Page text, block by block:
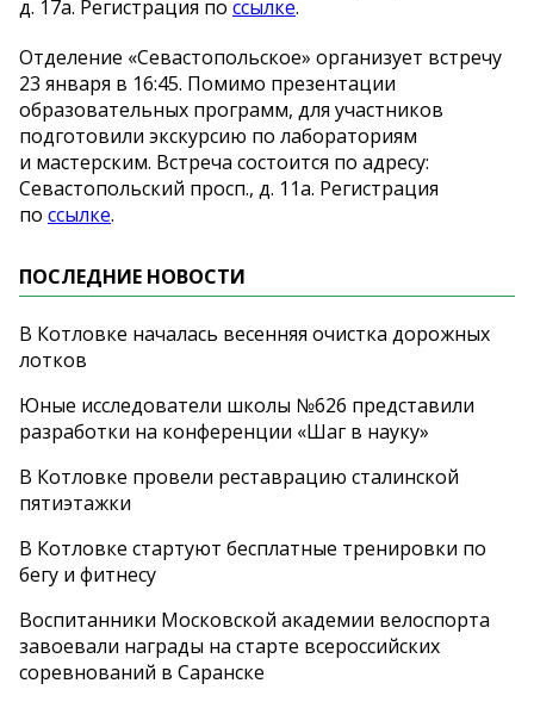
д. 17а. Регистрация по ссылке.
Отделение «Севастопольское» организует встречу
23 января в 16:45. Помимо презентации
образовательных программ, для участников
подготовили экскурсию по лабораториям
и мастерским. Встреча состоится по адресу:
Севастопольский просп., д. 11а. Регистрация
по ссылке.
ПОСЛЕДНИЕ НОВОСТИ
В Котловке началась весенняя очистка дорожных
лотков
Юные исследователи школы №626 представили
разработки на конференции «Шаг в науку»
В Котловке провели реставрацию сталинской
пятиэтажки
В Котловке стартуют бесплатные тренировки по
бегу и фитнесу
Воспитанники Московской академии велоспорта
завоевали награды на старте всероссийских
соревнований в Саранске